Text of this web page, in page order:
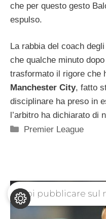
che per questo gesto
espulso.
La rabbia del coach degli
che qualche minuto
trasformato il rigore che
Manchester City, fatto
disciplinare ha preso in
l’arbitro ha dichiarato di
Categorie
Premier League
Vuoi pubblicare sul